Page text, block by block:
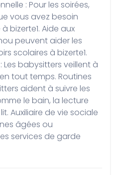
: Pour les soirées,
vous avez besoin
bizerte1. Aide aux
peuvent aider les
scolaires à bizerte1.
Les babysitters veillent à
tout temps. Routines
aident à suivre les
le bain, la lecture
Auxiliaire de vie sociale
âgées ou
services de garde